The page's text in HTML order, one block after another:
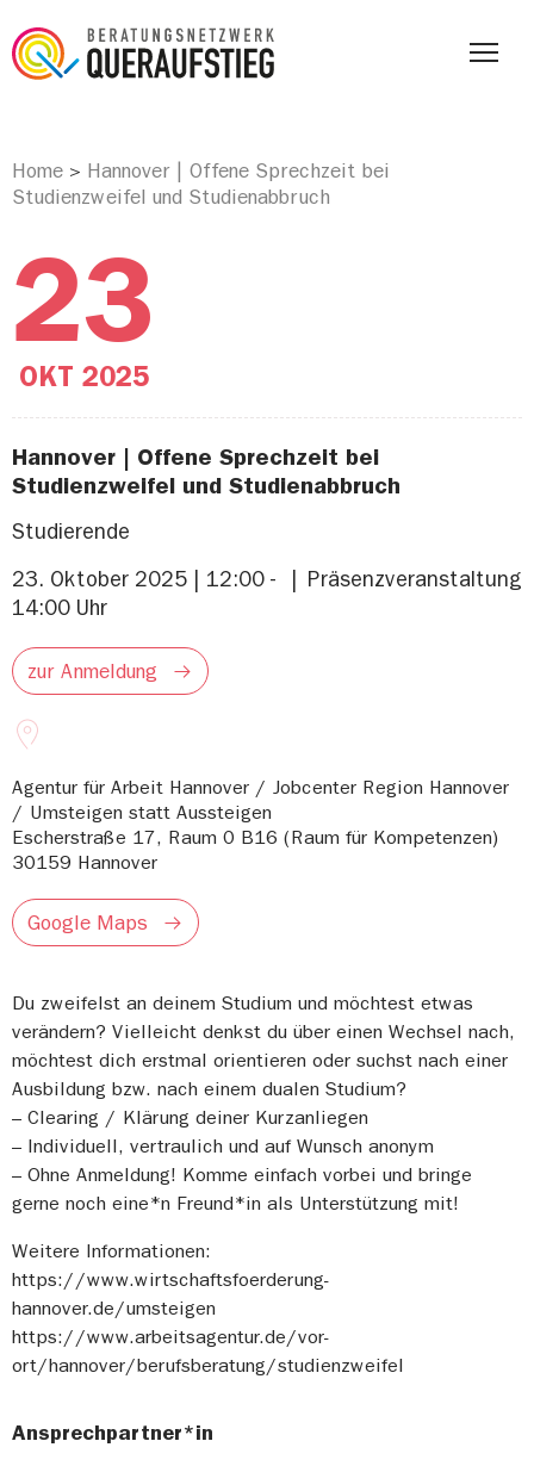
Home > Hannover | Offene Sprechzeit bei
Studienzweifel und Studienabbruch
23
OKT 2025
Hannover | Offene Sprechzeit bei
Studienzweifel und Studienabbruch
Studierende
23. Oktober 2025 | 12:00 -
14:00 Uhr
Präsenzveranstaltung
zur Anmeldung
Agentur für Arbeit Hannover / Jobcenter Region Hannover
/ Umsteigen statt Aussteigen
Escherstraße 17, Raum 0 B16 (Raum für Kompetenzen)
30159 Hannover
Google Maps
Du zweifelst an deinem Studium und möchtest etwas
verändern? Vielleicht denkst du über einen Wechsel nach,
möchtest dich erstmal orientieren oder suchst nach einer
Ausbildung bzw. nach einem dualen Studium?
– Clearing / Klärung deiner Kurzanliegen
– Individuell, vertraulich und auf Wunsch anonym
– Ohne Anmeldung! Komme einfach vorbei und bringe
gerne noch eine*n Freund*in als Unterstützung mit!
Weitere Informationen:
https://www.wirtschaftsfoerderung-
hannover.de/umsteigen
https://www.arbeitsagentur.de/vor-
ort/hannover/berufsberatung/studienzweifel
Ansprechpartner*in